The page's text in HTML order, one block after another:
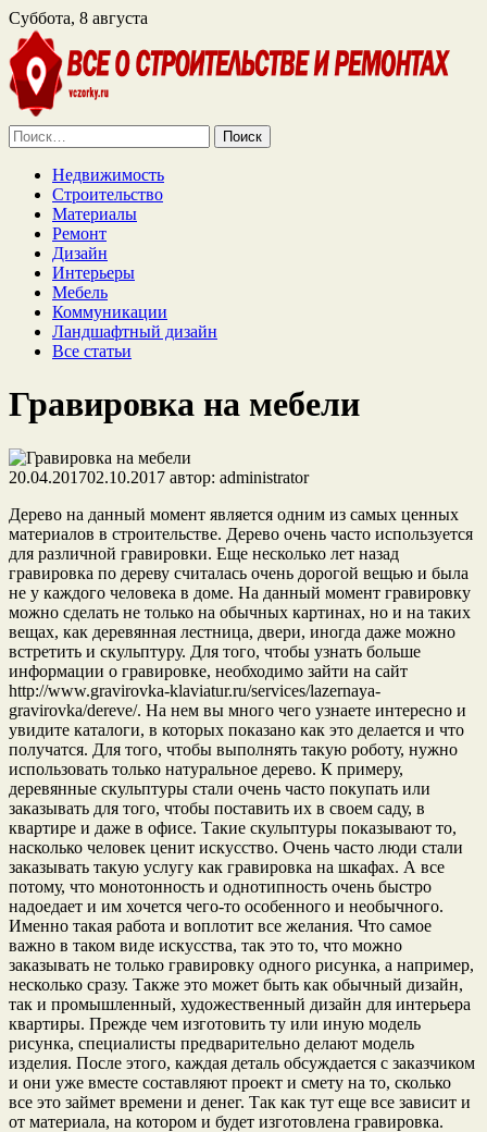
Суббота, 8 августа
Найти:
Недвижимость
Строительство
Материалы
Ремонт
Дизайн
Интерьеры
Мебель
Коммуникации
Ландшафтный дизайн
Все статьи
Гравировка на мебели
20.04.201702.10.2017 автор: administrator
Дерево на данный момент является одним из самых ценных
материалов в строительстве. Дерево очень часто используется
для различной гравировки. Еще несколько лет назад
гравировка по дереву считалась очень дорогой вещью и была
не у каждого человека в доме. На данный момент гравировку
можно сделать не только на обычных картинах, но и на таких
вещах, как деревянная лестница, двери, иногда даже можно
встретить и скульптуру. Для того, чтобы узнать больше
информации о гравировке, необходимо зайти на сайт
http://www.gravirovka-klaviatur.ru/services/lazernaya-
gravirovka/dereve/. На нем вы много чего узнаете интересно и
увидите каталоги, в которых показано как это делается и что
получатся. Для того, чтобы выполнять такую роботу, нужно
использовать только натуральное дерево. К примеру,
деревянные скульптуры стали очень часто покупать или
заказывать для того, чтобы поставить их в своем саду, в
квартире и даже в офисе. Такие скульптуры показывают то,
насколько человек ценит искусство. Очень часто люди стали
заказывать такую услугу как гравировка на шкафах. А все
потому, что монотонность и однотипность очень быстро
надоедает и им хочется чего-то особенного и необычного.
Именно такая работа и воплотит все желания. Что самое
важно в таком виде искусства, так это то, что можно
заказывать не только гравировку одного рисунка, а например,
несколько сразу. Также это может быть как обычный дизайн,
так и промышленный, художественный дизайн для интерьера
квартиры. Прежде чем изготовить ту или иную модель
рисунка, специалисты предварительно делают модель
изделия. После этого, каждая деталь обсуждается с заказчиком
и они уже вместе составляют проект и смету на то, сколько
все это займет времени и денег. Так как тут еще все зависит и
от материала, на котором и будет изготовлена гравировка.